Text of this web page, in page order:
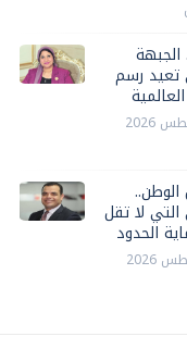
نظيره الجزائري على
الوزاري حول القدس
الجبهة
تعيد رسم
الثلاثاء، 04 اغسطس 2026
الوطن..
لا تقل
الحدود
الإثنين، 03 اغسطس 2026